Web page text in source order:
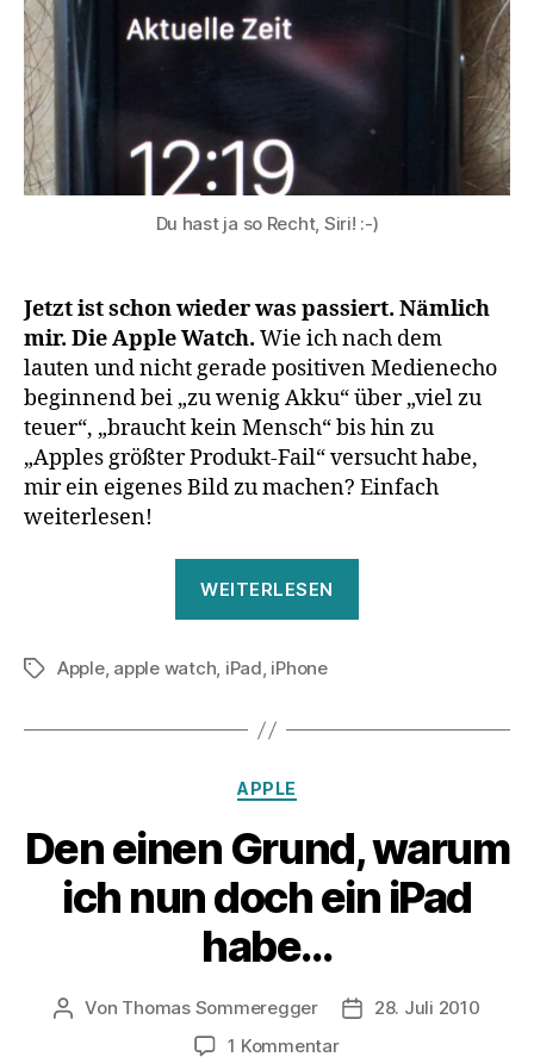
Du hast ja so Recht, Siri! :-)
Jetzt ist schon wieder was passiert. Nämlich
mir. Die Apple Watch. Wie ich nach dem
lauten und nicht gerade positiven Medienecho
beginnend bei „zu wenig Akku“ über „viel zu
teuer“, „braucht kein Mensch“ bis hin zu
„Apples größter Produkt-Fail“ versucht habe,
mir ein eigenes Bild zu machen? Einfach
weiterlesen!
WEITERLESEN
Mein
Schlagwörter
Apple, apple watch, iPad, iPhone
Kategorien
APPLE
Den einen Grund, warum
ich nun doch ein iPad
habe…
Beitragsautor
Von Thomas Sommeregger
28. Juli 2010
1 Kommentarzu